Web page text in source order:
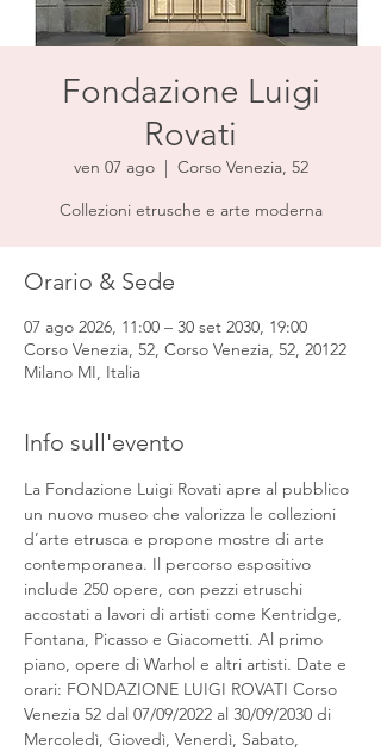
Fondazione Luigi
Rovati
ven 07 ago
  |
Corso Venezia, 52
Collezioni etrusche e arte moderna
Orario & Sede
07 ago 2026, 11:00 – 30 set 2030, 19:00
Corso Venezia, 52, Corso Venezia, 52, 20122
Milano MI, Italia
Info sull'evento
La Fondazione Luigi Rovati apre al pubblico
un nuovo museo che valorizza le collezioni
d’arte etrusca e propone mostre di arte
contemporanea. Il percorso espositivo
include 250 opere, con pezzi etruschi
accostati a lavori di artisti come Kentridge,
Fontana, Picasso e Giacometti. Al primo
piano, opere di Warhol e altri artisti. Date e
orari: FONDAZIONE LUIGI ROVATI Corso
Venezia 52 dal 07/09/2022 al 30/09/2030 di
Mercoledì, Giovedì, Venerdì, Sabato,